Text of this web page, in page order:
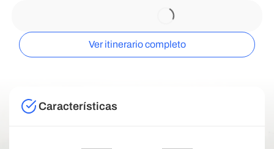
Ver itinerario completo
Características